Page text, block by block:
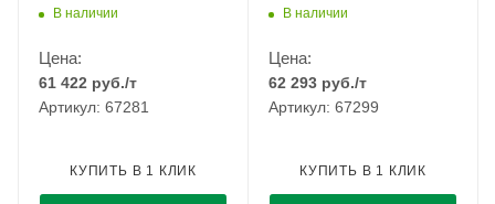
В наличии
Цена:
61 422 руб./т
Артикул: 67281
КУПИТЬ В 1 КЛИК
В наличии
Цена:
62 293 руб./т
Артикул: 67299
КУПИТЬ В 1 КЛИК